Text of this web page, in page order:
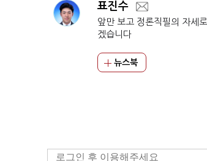
표진수
앞만 보고 정론직필의 자세
겠습니다
뉴스북